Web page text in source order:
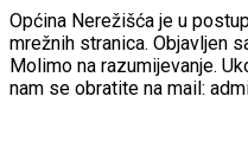
Općina Nerežišća je u
mrežnih stranica. Objavljen
Molimo na razumijevanje.
nam se obratite na mail: